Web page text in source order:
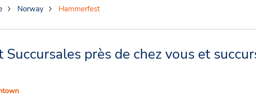
Norway Hammerfest
Succursales près de chez vous et